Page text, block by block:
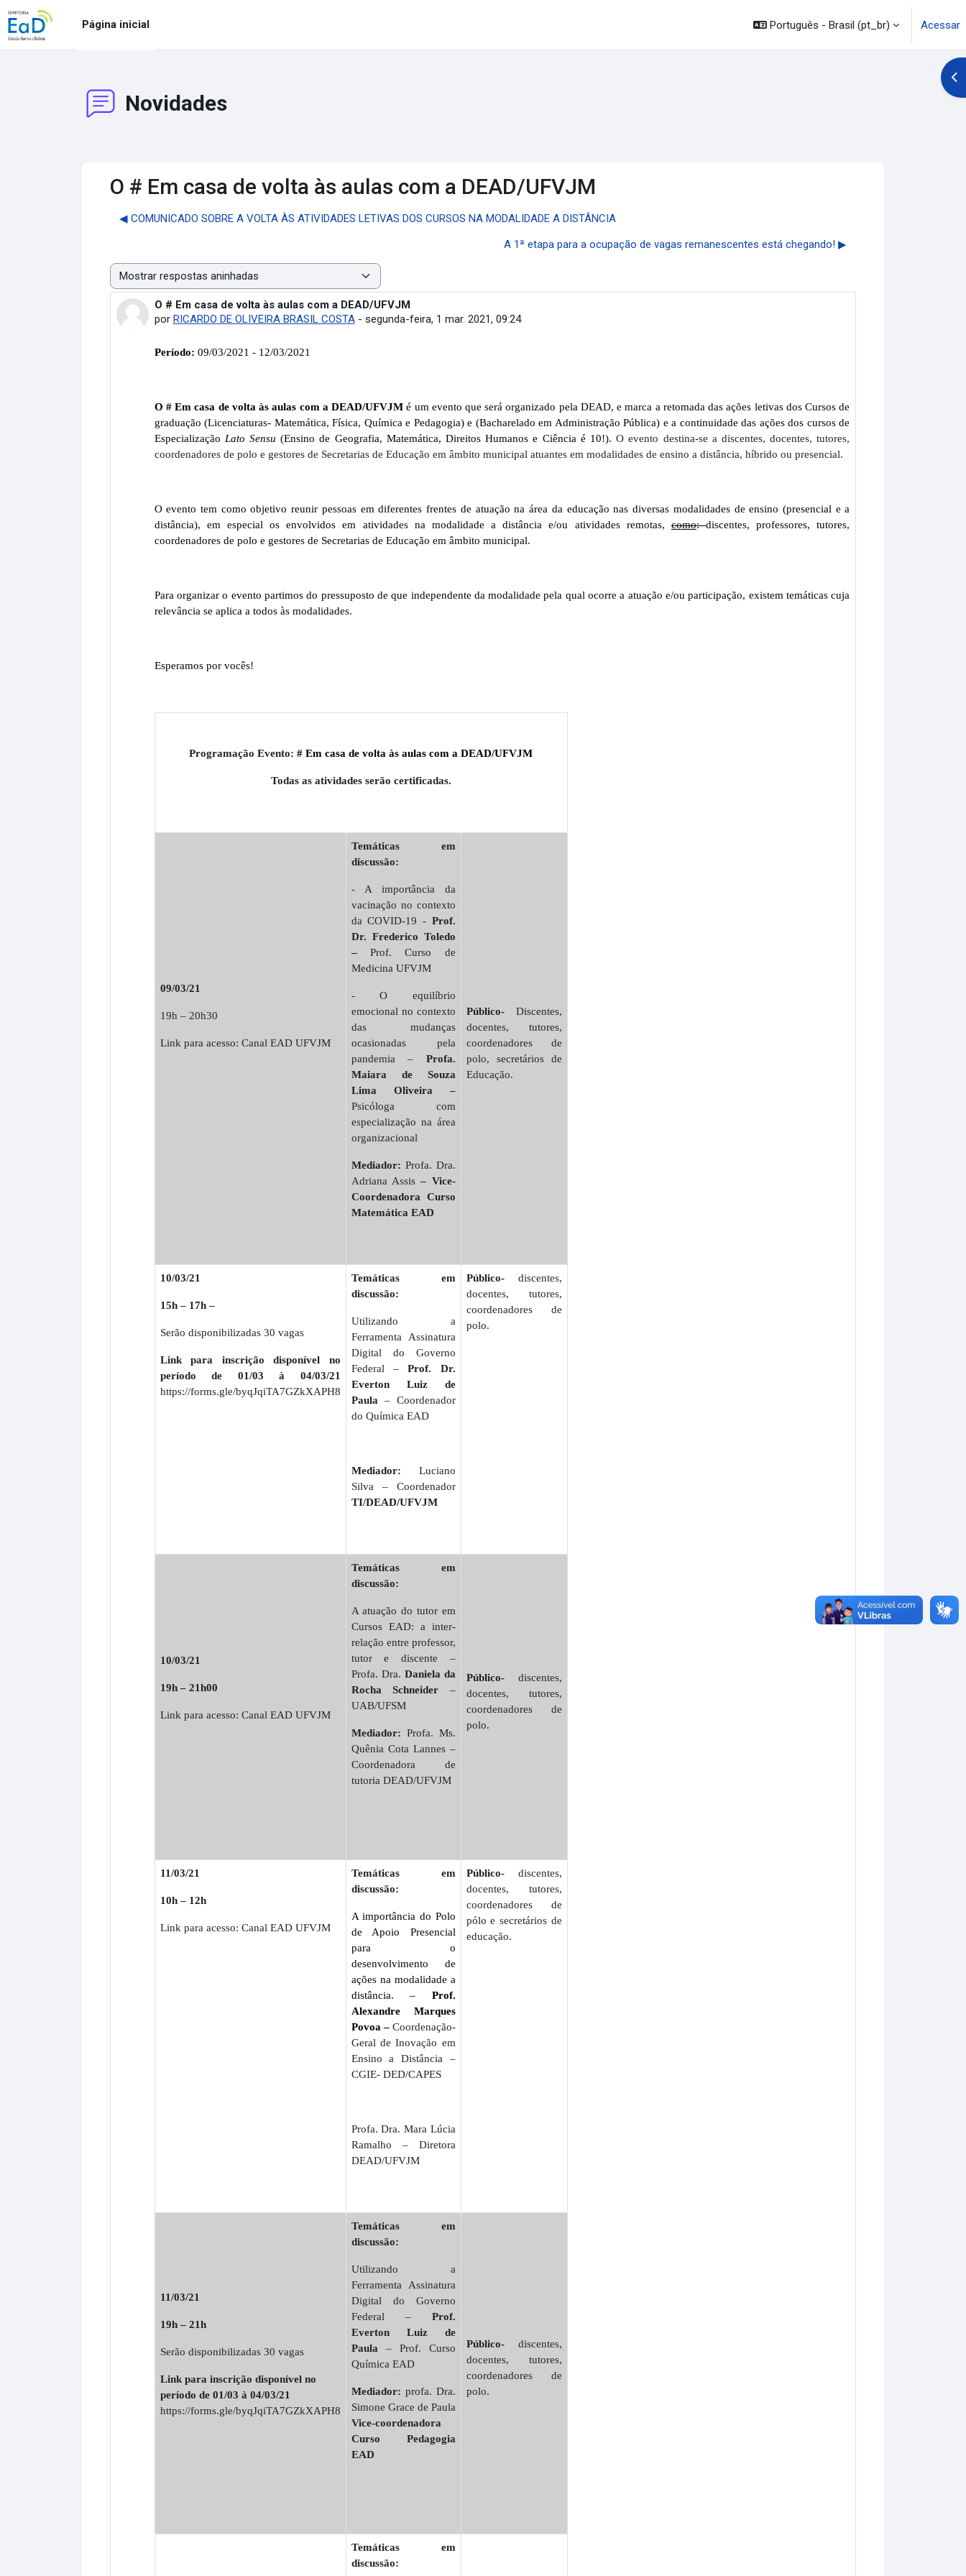
Ir para o conteúdo principal
Página inicial
Português - Brasil ‎(pt_br)‎ Acessar
Novidades
O # Em casa de volta às aulas com a DEAD/UFVJM
◀︎ COMUNICADO SOBRE A VOLTA ÀS ATIVIDADES LETIVAS DOS CURSOS NA MODALIDADE A DISTÂNCIA
A 1ª etapa para a ocupação de vagas remanescentes está chegando! ▶︎
Modo de visualização
O # Em casa de volta às aulas com a DEAD/UFVJM
por RICARDO DE OLIVEIRA BRASIL COSTA- segunda-feira, 1 mar. 2021, 09:24
Número de respostas: 0
Período: 09/03/2021 - 12/03/2021
O # Em casa de volta às aulas com a DEAD/UFVJM é um evento que será organizado pela DEAD, e marca a retomada das ações letivas dos Cursos de
graduação (Licenciaturas- Matemática, Física, Química e Pedagogia) e (Bacharelado em Administração Pública) e a continuidade das ações dos cursos de
Especialização Lato Sensu (Ensino de Geografia, Matemática, Direitos Humanos e Ciência é 10!).O evento destina-se a discentes, docentes, tutores,
coordenadores de polo e gestores de Secretarias de Educação em âmbito municipal atuantes em modalidades de ensino a distância, híbrido ou presencial.
O evento tem como objetivo reunir pessoas em diferentes frentes de atuação na área da educação nas diversas modalidades de ensino (presencial e a
distância), em especial os envolvidos em atividades na modalidade a distância e/ou atividades remotas, como:discentes, professores, tutores,
coordenadores de polo e gestores de Secretarias de Educação em âmbito municipal.
Para organizar o evento partimos do pressuposto de que independente da modalidade pela qual ocorre a atuação e/ou participação, existem temáticas cuja
relevância se aplica a todos às modalidades.
Esperamos por vocês!
Programação Evento:# Em casa de volta às aulas com a DEAD/UFVJM
Todas as atividades serão certificadas.
09/03/21
19h – 20h30
Link para acesso: Canal EAD UFVJM
Temáticas em
discussão:
- A importância da
vacinação no contexto
da COVID-19 - Prof.
Dr. Frederico Toledo
– Prof. Curso de
Medicina UFVJM
- O equilíbrio
emocional no contexto
das mudanças
ocasionadas pela
pandemia – Profa.
Maiara de Souza
Lima Oliveira –
Psicóloga com
especialização na área
organizacional
Mediador: Profa. Dra.
Adriana Assis– Vice-
Coordenadora Curso
Matemática EAD
Público-Discentes,
docentes, tutores,
coordenadores de
polo, secretários de
Educação.
10/03/21
15h – 17h –
Serão disponibilizadas 30 vagas
Link para inscrição disponível no
período de 01/03 à 04/03/21
https://forms.gle/byqJqiTA7GZkXAPH8
Temáticas em
discussão:
Utilizando a
Ferramenta Assinatura
Digital do Governo
Federal –Prof. Dr.
Everton Luiz de
Paula – Coordenador
do Química EAD
Mediador: Luciano
Silva – Coordenador
TI/DEAD/UFVJM
Público-discentes,
docentes, tutores,
coordenadores de
polo.
10/03/21
19h – 21h00
Link para acesso: Canal EAD UFVJM
Temáticas em
discussão:
A atuação do tutor em
Cursos EAD: a inter-
relação entre professor,
tutor e discente –
Profa. Dra. Daniela da
Rocha Schneider –
UAB/UFSM
Mediador: Profa. Ms.
Quênia Cota Lannes –
Coordenadora de
tutoria DEAD/UFVJM
Público-discentes,
docentes, tutores,
coordenadores de
polo.
11/03/21
10h – 12h
Link para acesso: Canal EAD UFVJM
Temáticas em
discussão:
A importância do Polo
de Apoio Presencial
para o
desenvolvimento de
ações na modalidade a
distância. – Prof.
Alexandre Marques
Povoa – Coordenação-
Geral de Inovação em
Ensino a Distância –
CGIE- DED/CAPES
Profa. Dra. Mara Lúcia
Ramalho – Diretora
DEAD/UFVJM
Público-discentes,
docentes, tutores,
coordenadores de
pólo e secretários de
educação.
11/03/21
19h – 21h
Serão disponibilizadas 30 vagas
Link para inscrição disponível no
período de 01/03 à 04/03/21
https://forms.gle/byqJqiTA7GZkXAPH8
Temáticas em
discussão:
Utilizando a
Ferramenta Assinatura
Digital do Governo
Federal – Prof.
Everton Luiz de
Paula – Prof. Curso
Química EAD
Mediador: profa. Dra.
Simone Grace de Paula
Vice-coordenadora
Curso Pedagogia
EAD
Público-discentes,
docentes, tutores,
coordenadores de
polo.
Temáticas em
discussão: